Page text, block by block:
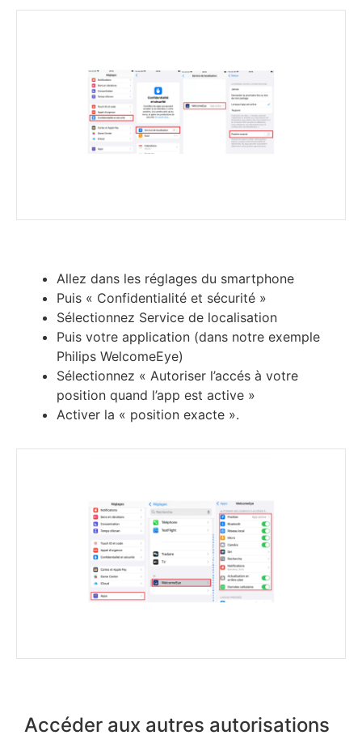
Allez dans les réglages du smartphone
Puis « Confidentialité et sécurité »
Sélectionnez Service de localisation
Puis votre application (dans notre exemple
Philips WelcomeEye)
Sélectionnez « Autoriser l’accés à votre
position quand l’app est active »
Activer la « position exacte ».
Accéder aux autres autorisations